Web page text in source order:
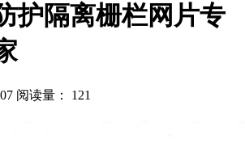
护隔离栅栏网片专
阅读量： 121